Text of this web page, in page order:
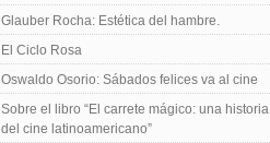
Glauber Rocha: Estética del hambre.
El Ciclo Rosa
Oswaldo Osorio: Sábados felices va al cine
Sobre el libro “El carrete mágico: una historia
del cine latinoamericano”